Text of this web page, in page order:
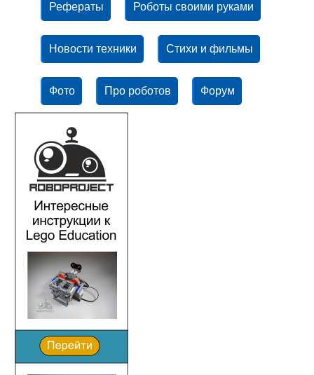
Рефераты Роботы своими руками
Новости техники Стихи и фильмы
Фото Про роботов Форум